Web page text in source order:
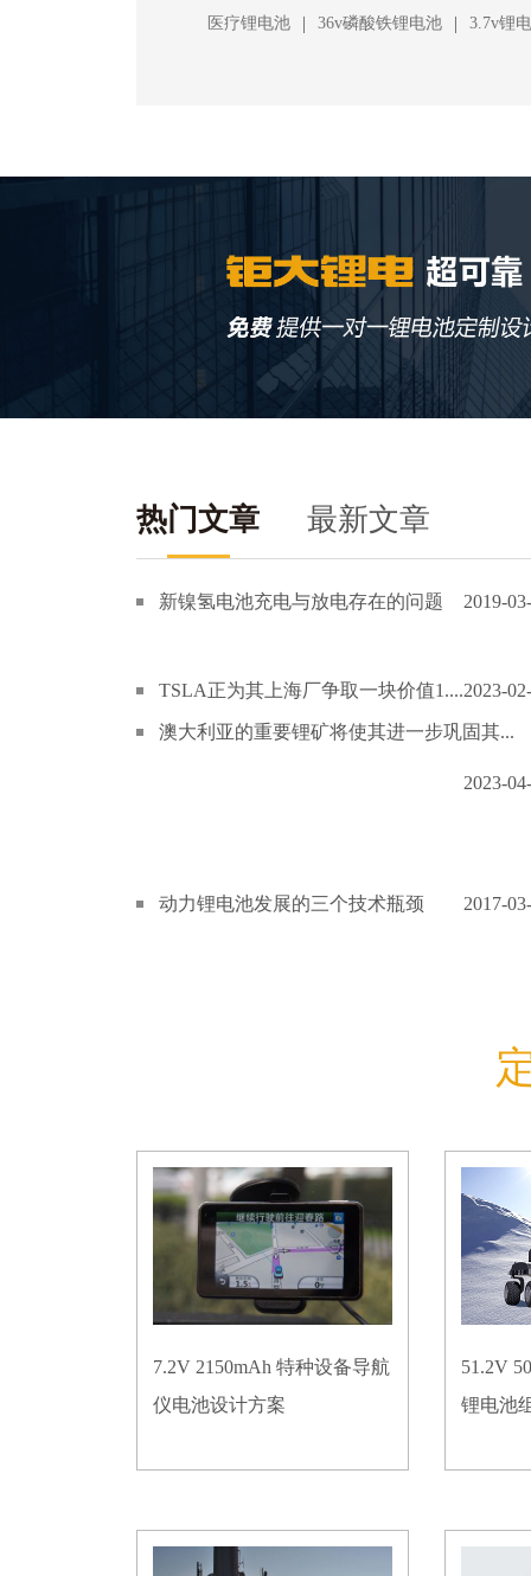
医疗锂电池 | 36v磷酸铁锂电池 | 3.7v锂
热门文章 最新文章
新镍氢电池充电与放电存在的问题 2019-
TSLA正为其上海厂争取一块价值1....2023-
澳大利亚的重要锂矿将使其进一步巩固其...
2023-
动力锂电池发展的三个技术瓶颈 2017-
7.2V 2150mAh 特种设备导航
仪电池设计方案
51.2V
锂电池